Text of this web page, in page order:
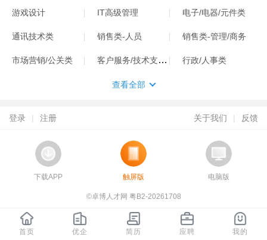
游戏设计 IT高级管理 电子/电器/元件类
通讯技术类 销售类-人员 销售类-管理/商务
市场营销/公关类 客户服务/技术支持类 行政/人事类
查看全部
登录 | 注册 关于我们 | 反馈
下载APP 触屏版 电脑版
©卓博人才网 粤B2-20261708
首页 优企 简历 应聘 我的